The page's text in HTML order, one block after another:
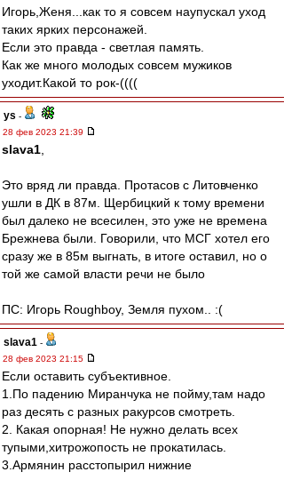
Игорь,Женя...как то я совсем наупускал уход
таких ярких персонажей.
Если это правда - светлая память.
Как же много молодых совсем мужиков
уходит.Какой то рок-((((
ys -
28 фев 2023 21:39
slava1
Это вряд ли правда. Протасов с Литовченко
ушли в ДК в 87м. Щербицкий к тому времени
был далеко не всесилен, это уже не времена
Брежнева были. Говорили, что МСГ хотел его
сразу же в 85м выгнать, в итоге оставил, но о
той же самой власти речи не было
ПС: Игорь Roughboy, Земля пухом.. :(
slava1 -
28 фев 2023 21:15
Если оставить субъективное.
1.По падению Миранчука не пойму,там надо
раз десять с разных ракурсов смотреть.
2. Какая опорная! Не нужно делать всех
тупыми,хитрожопость не прокатилась.
3.Армянин расстопырил нижние